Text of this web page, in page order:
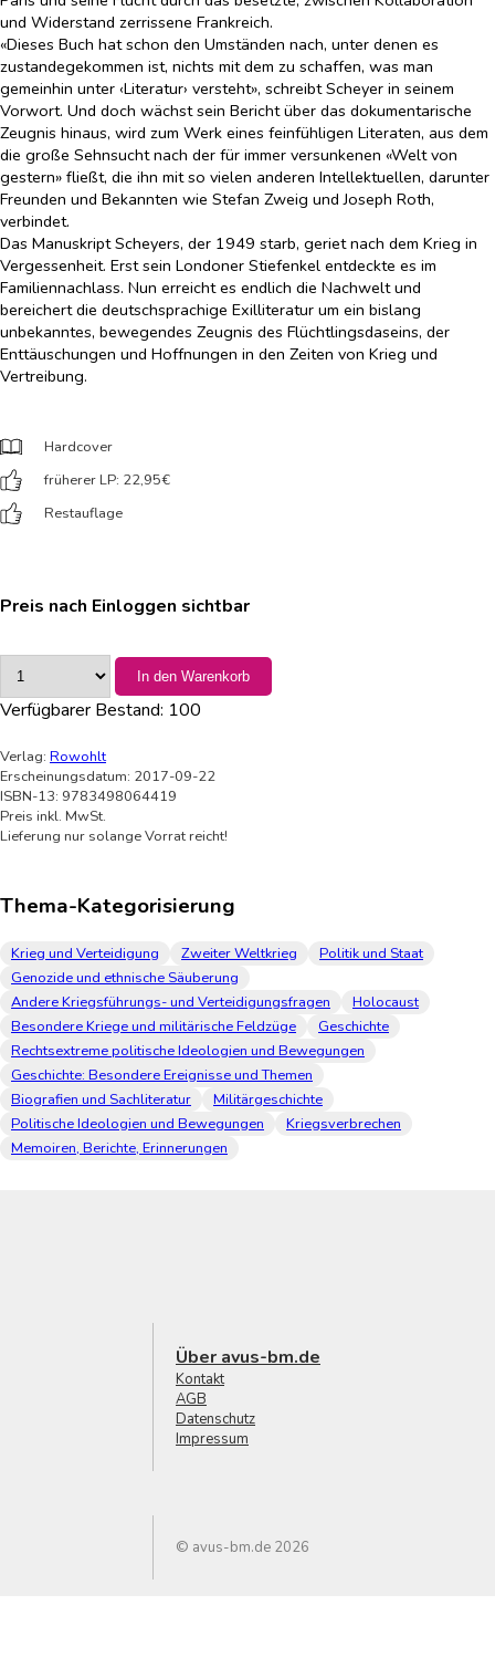
und Widerstand zerrissene Frankreich.
«Dieses Buch hat schon den Umständen nach, unter denen es
zustandegekommen ist, nichts mit dem zu schaffen, was man
gemeinhin unter ‹Literatur› versteht», schreibt Scheyer in seinem
Vorwort. Und doch wächst sein Bericht über das dokumentarische
Zeugnis hinaus, wird zum Werk eines feinfühligen Literaten, aus dem
die große Sehnsucht nach der für immer versunkenen «Welt von
gestern» fließt, die ihn mit so vielen anderen Intellektuellen, darunter
Freunden und Bekannten wie Stefan Zweig und Joseph Roth,
verbindet.
Das Manuskript Scheyers, der 1949 starb, geriet nach dem Krieg in
Vergessenheit. Erst sein Londoner Stiefenkel entdeckte es im
Familiennachlass. Nun erreicht es endlich die Nachwelt und
bereichert die deutschsprachige Exilliteratur um ein bislang
unbekanntes, bewegendes Zeugnis des Flüchtlingsdaseins, der
Enttäuschungen und Hoffnungen in den Zeiten von Krieg und
Vertreibung.
Hardcover
früherer LP: 22,95€
Restauflage
Preis nach Einloggen sichtbar
In den Warenkorb
Verfügbarer Bestand: 100
Verlag: Rowohlt
Erscheinungsdatum: 2017-09-22
ISBN-13: 9783498064419
Preis inkl. MwSt.
Lieferung nur solange Vorrat reicht!
Thema-Kategorisierung
Krieg und Verteidigung Zweiter Weltkrieg
Politik und Staat
Genozide und ethnische Säuberung
Andere Kriegsführungs- und Verteidigungsfragen
Holocaust
Besondere Kriege und militärische Feldzüge
Geschichte
Rechtsextreme politische Ideologien und Bewegungen
Geschichte: Besondere Ereignisse und Themen
Biografien und Sachliteratur
Militärgeschichte
Politische Ideologien und Bewegungen
Kriegsverbrechen
Memoiren, Berichte, Erinnerungen
Über avus-bm.de
Kontakt
AGB
Datenschutz
Impressum
© avus-bm.de 2026